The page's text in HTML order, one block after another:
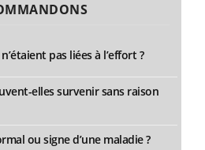
pas liées à l’effort ?
elles survenir sans raison
ou signe d’une maladie ?